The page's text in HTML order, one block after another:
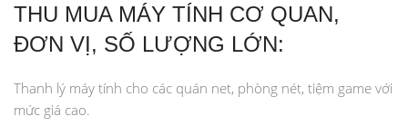
THU MUA MÁY TÍNH CƠ QUAN,
ĐƠN VỊ, SỐ LƯỢNG LỚN:
Thanh lý máy tính cho các quán net, phòng nét, tiệm game với
mức giá cao.